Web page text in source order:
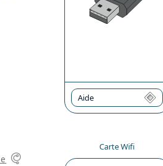
Aide
Carte Wifi